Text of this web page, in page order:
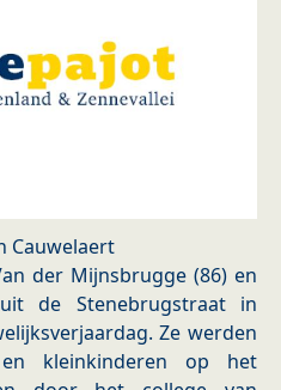
Cauwelaert
der Mijnsbrugge (86) en
de Stenebrugstraat in
Ze werden
kleinkinderen op het